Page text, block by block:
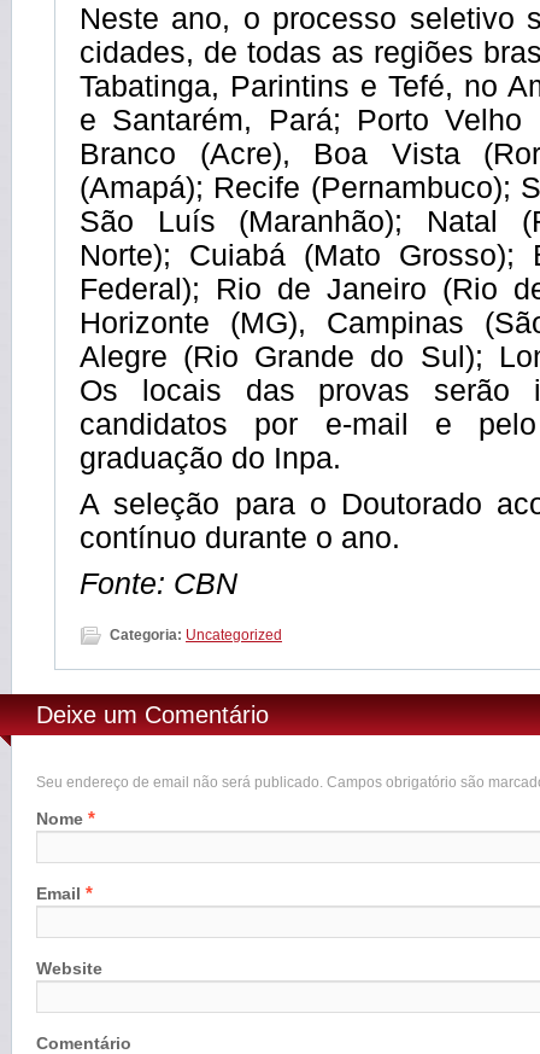
Neste ano, o processo seletivo
cidades, de todas as regiões
Tabatinga, Parintins e Tefé, no
e Santarém, Pará; Porto Velho
Branco (Acre), Boa Vista
(Amapá); Recife (Pernambuco);
São Luís (Maranhão); Natal
Norte); Cuiabá (Mato Grosso);
Federal); Rio de Janeiro (Rio
Horizonte (MG), Campinas
Alegre (Rio Grande do Sul);
Os locais das provas serão
candidatos por e-mail e
graduação do Inpa.
A seleção para o Doutorado
contínuo durante o ano.
Fonte: CBN
Categoria: Uncategorized
Deixe um Comentário
Seu endereço de email não será publicado. Campos obrigatório são
Nome *
Email *
Website
Comentário